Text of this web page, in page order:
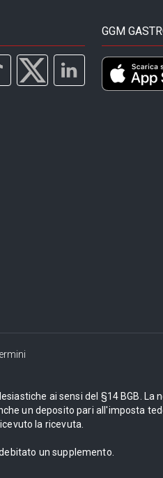
GGM
ai sensi del §14 BGB. La
un deposito pari all'imposta
la ricevuta.
un supplemento.